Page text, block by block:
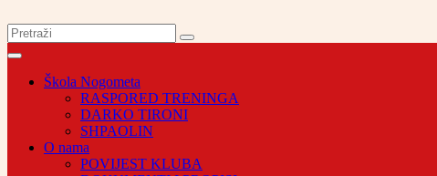
Škola Nogometa
RASPORED TRENINGA
DARKO TIRONI
SHPAOLIN
O nama
POVIJEST KLUBA